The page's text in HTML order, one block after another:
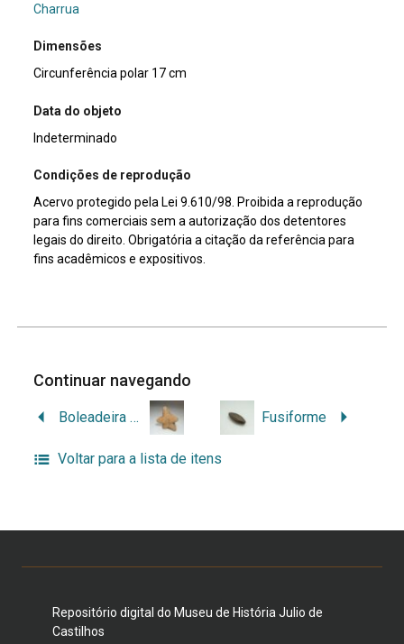
Charrua
Dimensões
Circunferência polar 17 cm
Data do objeto
Indeterminado
Condições de reprodução
Acervo protegido pela Lei 9.610/98. Proibida a reprodução
para fins comerciais sem a autorização dos detentores
legais do direito. Obrigatória a citação da referência para
fins acadêmicos e expositivos.
Continuar navegando
Boleadeira mamilar Fusiforme
Voltar para a lista de itens
Repositório digital do Museu de História Julio de
Castilhos